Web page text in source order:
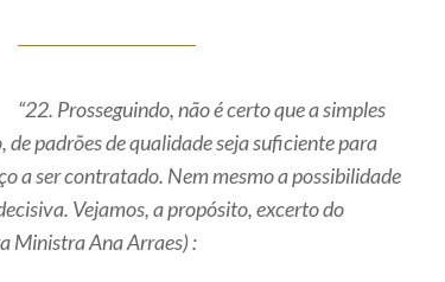
“22. Prosseguindo, não é certo que a simples
padrões de qualidade seja suficiente para
a ser contratado. Nem mesmo a possibilidade
Vejamos, a propósito, excerto do
Ministra Ana Arraes) :